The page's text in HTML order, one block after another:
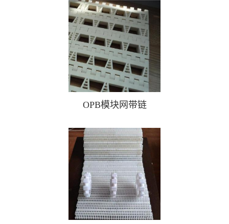
OPB模块网带链